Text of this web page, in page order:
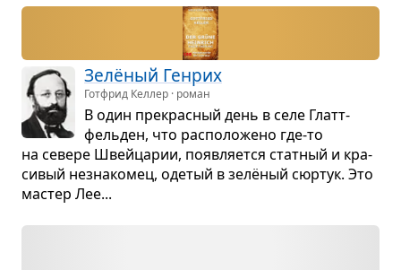
Зелё­ный Ген­рих
Готфрид Келлер · роман
В один пре­крас­ный день в селе Глатт­
фель­ден, что рас­по­ло­жено где-то
на севере Швейца­рии, появ­ля­ется стат­ный и кра­
си­вый незна­ко­мец, оде­тый в зелё­ный сюр­тук. Это
мастер Лее...